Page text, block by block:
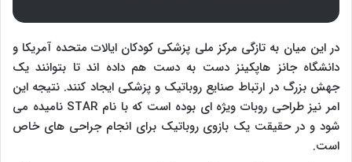
در این میان به تازگی مرکز ملی پزشکی کودکان ایالات متحده آمریکا و
دانشگاه جانز هاپکینز دست به دست هم داده اند تا بتوانند یک
جهش بزرگ در ارتباط صنایع روباتیک و پزشکی ایجاد کنند. نتیجه این
امر نیز طراحی روبات ویژه ای بوده است که با نام STAR نامیده می
شود و در حقیقت یک بازوی روباتیک برای انجام جراحی های خاص
است.